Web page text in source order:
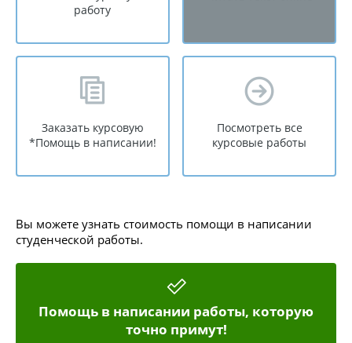
работу
Заказать курсовую
*Помощь в написании!
Посмотреть все
курсовые работы
Вы можете узнать стоимость помощи в написании
студенческой работы.
Помощь в написании работы, которую
точно примут!